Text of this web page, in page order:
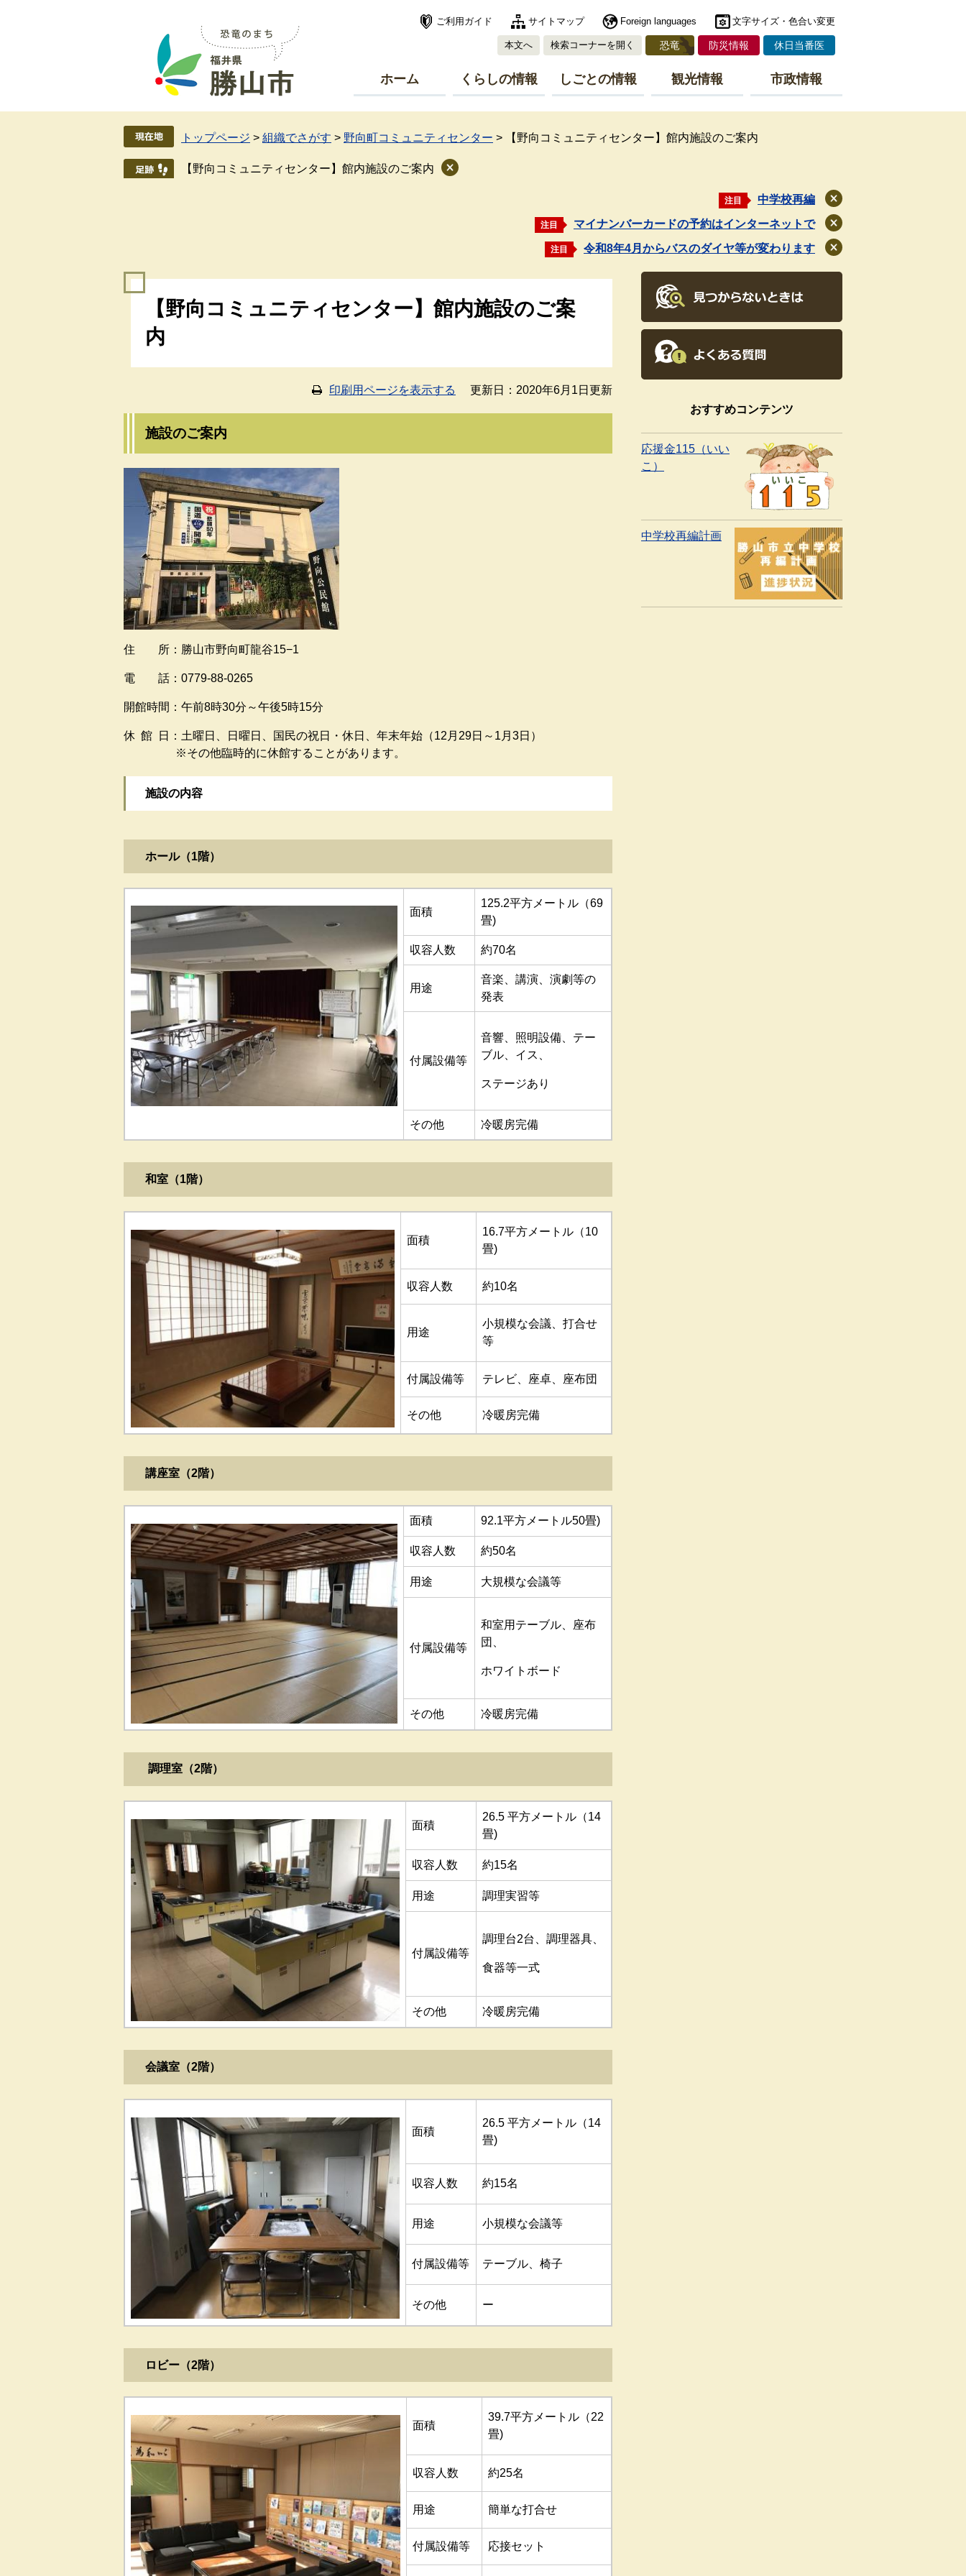
で
ば
ご利用ガイド サイトマップ Foreign languages 文字サイズ・色合い変更
本文へ 検索コーナーを開く 恐竜 防災情報 休日当番医
ホーム くらしの情報 しごとの情報 観光情報 市政情報
トップページ > 組織でさがす > 野向町コミュニティセンター > 【野向コミュニティセンター】館内施設のご案内
【野向コミュニティセンター】館内施設のご案内
注目 中学校再編
閉
じ
る
注目 マイナンバーカードの予約はインターネットで
閉
じ
る
注目 令和8年4月からバスのダイヤ等が変わります
閉
【野向コミュニティセンター】館内施設のご案
内
印刷用ページを表示する 更新日：2020年6月1日更新
施設のご案内
住 所：勝山市野向町龍谷15−1
電 話：0779-88-0265
開館時間：午前8時30分～午後5時15分
休 館 日：土曜日、日曜日、国民の祝日・休日、年末年始（12月29日～1月3日）
※その他臨時的に休館することがあります。
施設の内容
ホール（1階）
面積
125.2平方メートル（69
畳)
収容人数 約70名
用途
音楽、講演、演劇等の
発表
付属設備等
音響、照明設備、テー
ブル、イス、
ステージあり
その他 冷暖房完備
和室（1階）
面積
16.7平方メートル（10
畳)
収容人数 約10名
用途
小規模な会議、打合せ
等
付属設備等 テレビ、座卓、座布団
その他 冷暖房完備
講座室（2階）
面積 92.1平方メートル50畳)
収容人数 約50名
用途 大規模な会議等
付属設備等
和室用テーブル、座布
団、
ホワイトボード
その他 冷暖房完備
調理室（2階）
面積
26.5 平方メートル（14
畳)
収容人数 約15名
用途 調理実習等
付属設備等
調理台2台、調理器具、
食器等一式
その他 冷暖房完備
会議室（2階）
面積
26.5 平方メートル（14
畳)
収容人数 約15名
用途 小規模な会議等
付属設備等 テーブル、椅子
その他 ー
ロビー（2階）
面積
39.7平方メートル（22
畳)
収容人数 約25名
用途 簡単な打合せ
付属設備等 応接セット
おすすめコンテンツ
応援金115（いい
こ）
中学校再編計画